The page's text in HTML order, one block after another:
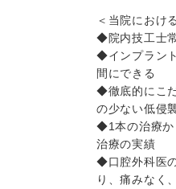
＜当院におけ
◆院内技工士
◆インプラン
間にできる
◆徹底的にこ
の少ない低侵
◆1本の治療か
治療の実績
◆口腔外科医
り、痛みなく